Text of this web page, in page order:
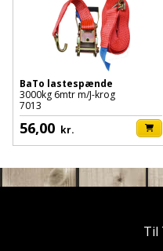
dørgreb
lås
Fliseopsætning
og
Byggepladshegn
Byggepladstrapper
Donkraft
Dorn
Fedtpresser
bænkslibertilbehør
Båndsav
Båndsliber
bænksliber
Havetraktor
Højtryksrenser
Husvandværk
Kompostkværn
og
Batterier
Belægningssten
Belysning
Beslag
Malerværktøj
Maling
Maling
udendørs
Polyfilla
Badeværelse
afløb
Pex
rør
Radiator
Tilbudsavis
Log
ind
BaTo lastespænde
3000kg 6mtr m/J-krog
7013
56,00 kr.
Til